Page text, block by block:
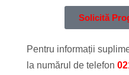
Solicită
Pentru informații
la numărul de telefon